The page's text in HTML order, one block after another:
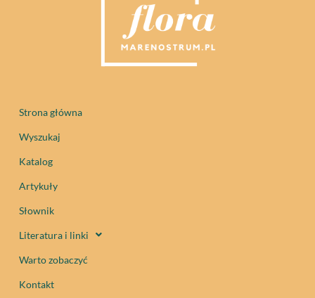
Strona główna
Wyszukaj
Katalog
Artykuły
Słownik
Literatura i linki
Warto zobaczyć
Kontakt